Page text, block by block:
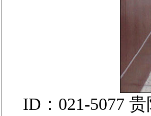
ID：021-5077